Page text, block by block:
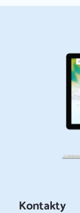
Kontakty